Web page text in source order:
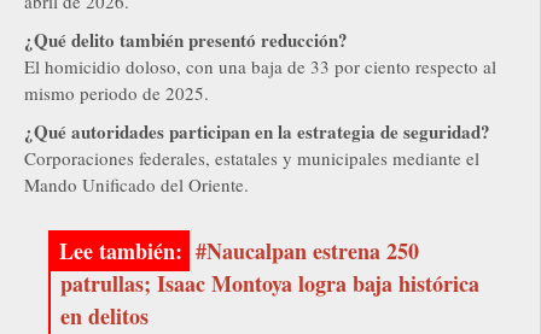
¿Qué delito también presentó reducción?
El homicidio doloso, con una baja de 33 por ciento respecto al
mismo periodo de 2025.
¿Qué autoridades participan en la estrategia de seguridad?
Corporaciones federales, estatales y municipales mediante el
Mando Unificado del Oriente.
#Naucalpan estrena 250
patrullas; Isaac Montoya logra baja histórica
en delitos